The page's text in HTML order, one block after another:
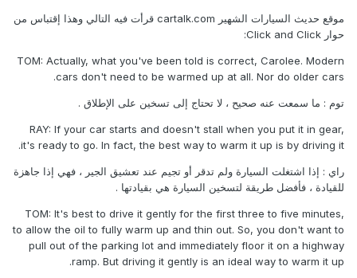
موقع حديث السيارات الشهير cartalk.com قرأت فيه التالي وهذا إقتباس من
حوار Click and Click:
TOM: Actually, what you've been told is correct, Carolee. Modern
cars don't need to be warmed up at all. Nor do older cars.
توم : ما سمعت عنه صحيح ، لا تحتاج إلى تسخين على الإطلاق .
RAY: If your car starts and doesn't stall when you put it in gear,
it's ready to go. In fact, the best way to warm it up is by driving it.
راي : إذا اشتغلت السيارة ولم تدقر أو تجيم عند تعشيق الجير ، فهي إذا جاهزة
للقيادة ، فأفضل طريقة لتسخين السيارة هي بقيادتها .
TOM: It's best to drive it gently for the first three to five minutes,
to allow the oil to fully warm up and thin out. So, you don't want to
pull out of the parking lot and immediately floor it on a highway
ramp. But driving it gently is an ideal way to warm it up.